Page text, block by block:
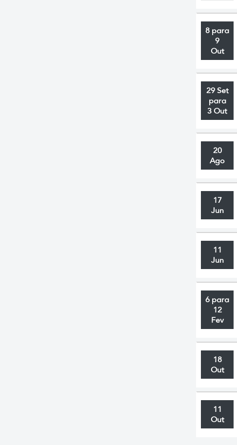
8 para
9
Out
29 Set
para
3 Out
20
Ago
17
Jun
11
Jun
6 para
12
Fev
18
Out
11
Out